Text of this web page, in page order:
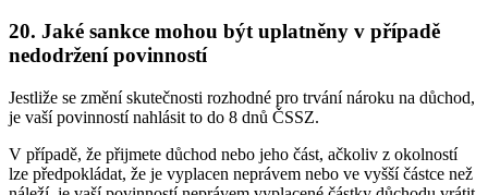
20. Jaké sankce mohou být uplatněny v případě
nedodržení povinností
Jestliže se změní skutečnosti rozhodné pro trvání nároku na důchod,
je vaší povinností nahlásit to do 8 dnů ČSSZ.
V případě, že přijmete důchod nebo jeho část, ačkoliv z okolností
lze předpokládat, že je vyplacen neprávem nebo ve vyšší částce než